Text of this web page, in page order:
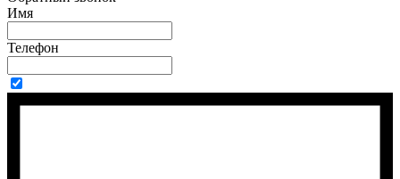
Имя
Телефон